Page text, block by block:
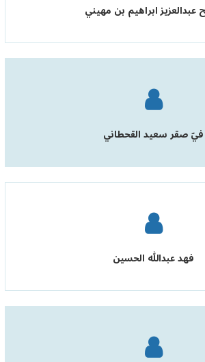
عبدالعزيز ابراهيم بن مهيني
فيّ صقر سعيد القحطاني
فهد عبدالله الحسين